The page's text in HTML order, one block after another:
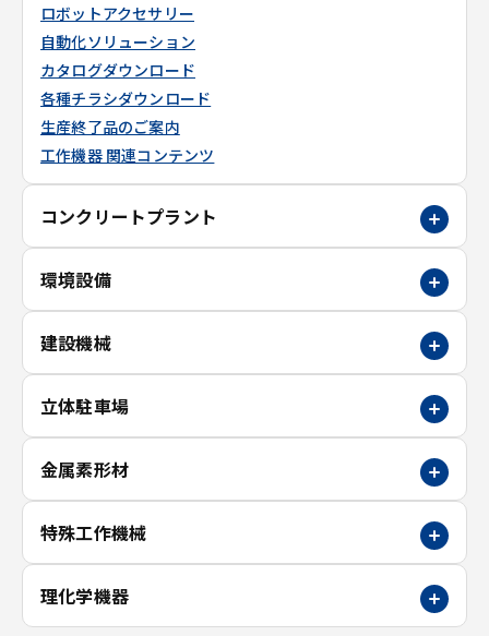
ロボットアクセサリー
自動化ソリューション
カタログダウンロード
各種チラシダウンロード
生産終了品のご案内
工作機器 関連コンテンツ
コンクリートプラント
環境設備
建設機械
立体駐車場
金属素形材
特殊工作機械
理化学機器